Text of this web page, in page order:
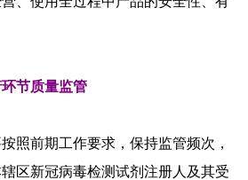
节质量监管
照前期工作要求，保持监管频次，
区新冠病毒检测试剂注册人及其受